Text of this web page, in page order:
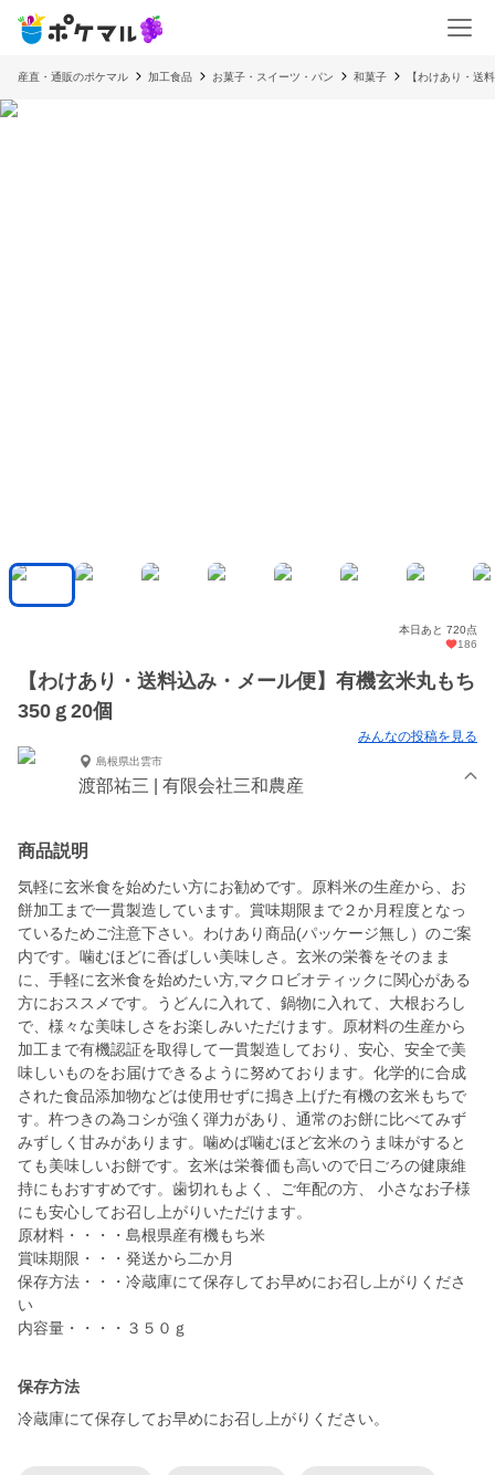
産直・通販のポケマル 加工食品 お菓子・スイーツ・パン 和菓子 【わけあり・送
本日あと 720点
186
【わけあり・送料込み・メール便】有機玄米丸もち
350ｇ20個
みんなの投稿を見る
島根県出雲市
渡部祐三 | 有限会社三和農産
商品説明
気軽に玄米食を始めたい方にお勧めです。原料米の生産から、お
餅加工まで一貫製造しています。賞味期限まで２か月程度となっ
ているためご注意下さい。わけあり商品(パッケージ無し）のご案
内です。噛むほどに香ばしい美味しさ。玄米の栄養をそのまま
に、手軽に玄米食を始めたい方,マクロビオティックに関心がある
方におススメです。うどんに入れて、鍋物に入れて、大根おろし
で、様々な美味しさをお楽しみいただけます。原材料の生産から
加工まで有機認証を取得して一貫製造しており、安心、安全で美
味しいものをお届けできるように努めております。化学的に合成
された食品添加物などは使用せずに搗き上げた有機の玄米もちで
す。杵つきの為コシが強く弾力があり、通常のお餅に比べてみず
みずしく甘みがあります。噛めば噛むほど玄米のうま味がすると
ても美味しいお餅です。玄米は栄養価も高いので日ごろの健康維
持にもおすすめです。歯切れもよく、ご年配の方、 小さなお子様
にも安心してお召し上がりいただけます。
原材料・・・・島根県産有機もち米
賞味期限・・・発送から二か月
保存方法・・・冷蔵庫にて保存してお早めにお召し上がりくださ
い
内容量・・・・３５０ｇ
保存方法
冷蔵庫にて保存してお早めにお召し上がりください。